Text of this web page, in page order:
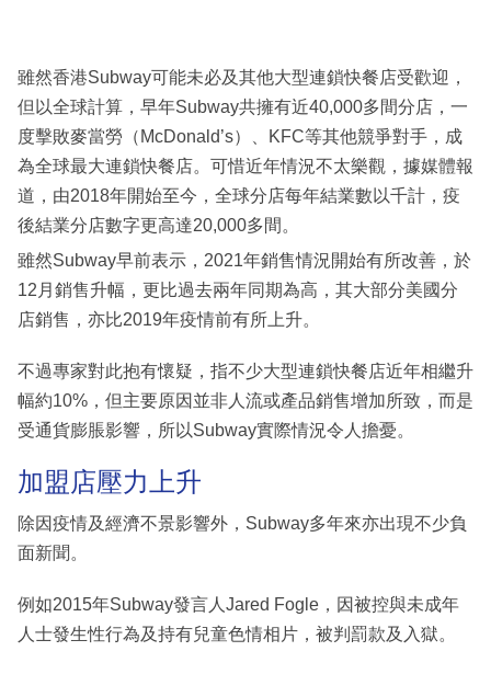
區
雖然香港Subway可能未必及其他大型連鎖快餐店受歡迎，
但以全球計算，早年Subway共擁有近40,000多間分店，一
度擊敗麥當勞（McDonald’s）、KFC等其他競爭對手，成
為全球最大連鎖快餐店。可惜近年情況不太樂觀，據媒體報
道，由2018年開始至今，全球分店每年結業數以千計，疫
後結業分店數字更高達20,000多間。
雖然Subway早前表示，2021年銷售情況開始有所改善，於
12月銷售升幅，更比過去兩年同期為高，其大部分美國分
店銷售，亦比2019年疫情前有所上升。
不過專家對此抱有懷疑，指不少大型連鎖快餐店近年相繼升
幅約10%，但主要原因並非人流或產品銷售增加所致，而是
受通貨膨脹影響，所以Subway實際情況令人擔憂。
加盟店壓力上升
除因疫情及經濟不景影響外，Subway多年來亦出現不少負
面新聞。
例如2015年Subway發言人Jared Fogle，因被控與未成年
人士發生性行為及持有兒童色情相片，被判罰款及入獄。